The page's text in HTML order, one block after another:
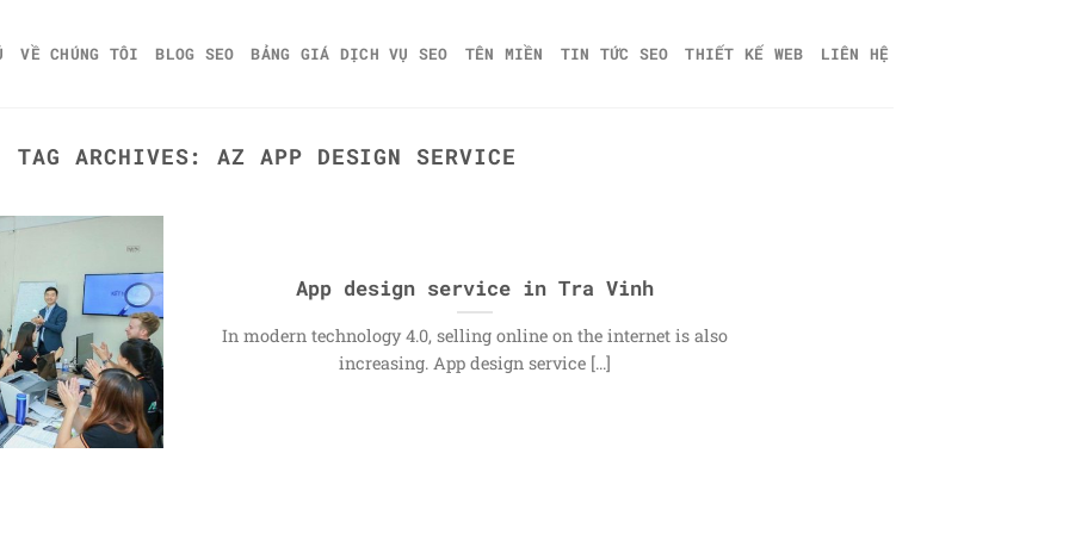
VỀ CHÚNG TÔI BLOG SEO BẢNG GIÁ DỊCH VỤ SEO TÊN MIỀN TIN TỨC SEO THIẾT KẾ WEB LIÊN HỆ
TAG ARCHIVES:AZ APP DESIGN SERVICE
App design service in Tra Vinh
In modern technology 4.0, selling online on the internet is also
increasing. App design service [...]